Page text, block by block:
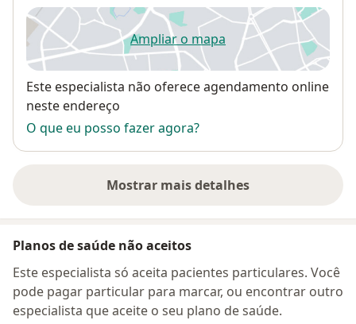
Ampliar o mapaabre num novo separador
Disponibilidade
Este especialista não oferece agendamento online
neste endereço
O que eu posso fazer agora?
Mostrar mais detalhes
sobre o endereço
Planos de saúde não aceitos
Este especialista só aceita pacientes particulares. Você
pode pagar particular para marcar, ou encontrar outro
especialista que aceite o seu plano de saúde.